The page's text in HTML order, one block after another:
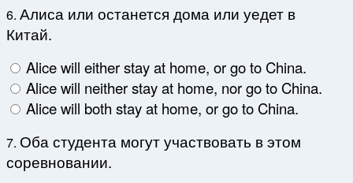
6. Алиса или останется дома или уедет в
Китай.
Alice will either stay at home, or go to China.
Alice will neither stay at home, nor go to China.
Alice will both stay at home, or go to China.
7. Оба студента могут участвовать в этом
соревновании.